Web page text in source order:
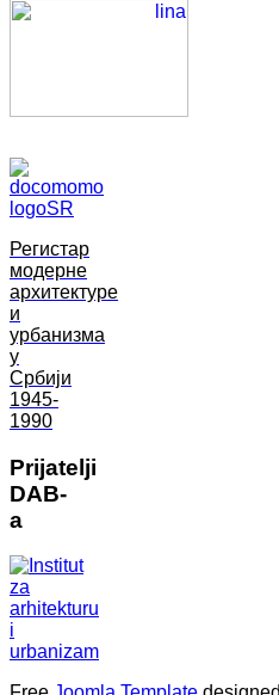
Регистар
модерне
архитектуре
и
урбанизма
у
Србији
1945-
1990
Prijatelji
DAB-
a